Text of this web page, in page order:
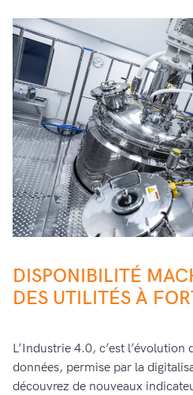
DISPONIBILITÉ
DES UTILITÉS À
L’Industrie 4.0, c’est l’évolution
données, permise par la
découvrez de nouveaux